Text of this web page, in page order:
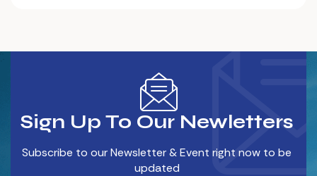
Sign Up To Our Newletters
Subscribe to our Newsletter & Event right now to be
updated